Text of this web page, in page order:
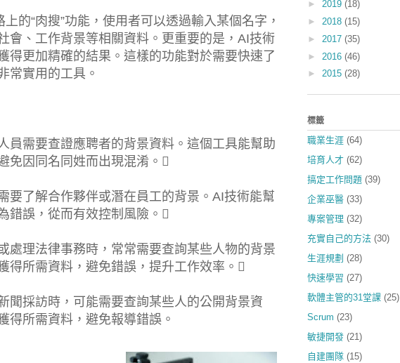
的“肉搜”功能，使用者可以透過輸入某個名字，
會、工作背景等相關資料。更重要的是，AI技術
得更加精確的結果。這樣的功能對於需要快速了
常實用的工具。
員需要查證應聘者的背景資料。這個工具能幫助
免因同名同姓而出現混淆。
要了解合作夥伴或潛在員工的背景。AI技術能幫
錯誤，從而有效控制風險。
處理法律事務時，常常需要查詢某些人物的背景
得所需資料，避免錯誤，提升工作效率。
聞採訪時，可能需要查詢某些人的公開背景資
得所需資料，避免報導錯誤。
► 2019 (18)
► 2018 (15)
► 2017 (35)
► 2016 (46)
► 2015 (28)
標籤
職業生涯 (64)
培育人才 (62)
搞定工作問題 (39)
企業巫醫 (33)
專案管理 (32)
充實自己的方法 (30)
生涯規劃 (28)
快速學習 (27)
軟體主管的31堂課 (25)
Scrum (23)
敏捷開發 (21)
自建團隊 (15)